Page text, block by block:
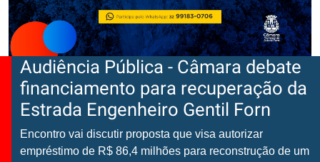
Audiência Pública - Câmara debate
financiamento para recuperação da
Estrada Engenheiro Gentil Forn
Encontro vai discutir proposta que visa autorizar
empréstimo de R$ 86,4 milhões para reconstrução de um